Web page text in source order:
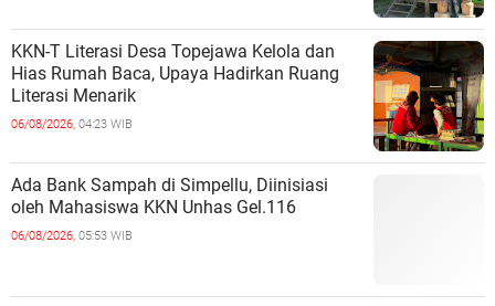
KKN-T Literasi Desa Topejawa Kelola dan
Hias Rumah Baca, Upaya Hadirkan Ruang
Literasi Menarik
06/08/2026, 04:23 WIB
Ada Bank Sampah di Simpellu, Diinisiasi
oleh Mahasiswa KKN Unhas Gel.116
06/08/2026, 05:53 WIB